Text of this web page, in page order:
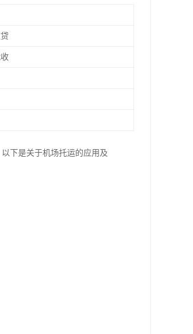
下是关于机场托运的应用及